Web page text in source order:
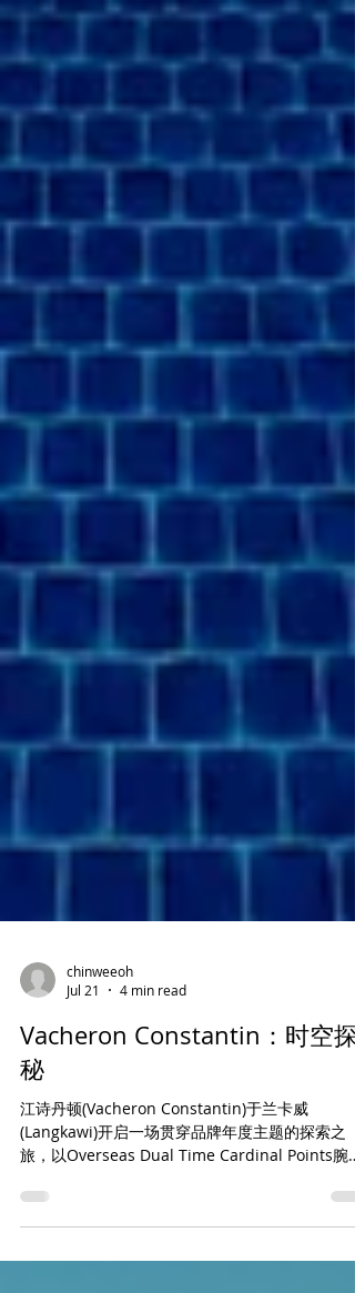
Jul 21
4 min read
Vacheron Constantin：时空探
秘
江诗丹顿(Vacheron Constantin)于兰卡威
(Langkawi)开启一场贯穿品牌年度主题的探索之
系列四款非凡时计的发布为主线，同时邀请宾客率
先预览品牌2026年新作。